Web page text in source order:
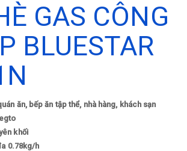
GAS CÔNG
BLUESTAR
ăn, bếp ăn tập thể, nhà hàng, khách sạn
khối
0.78kg/h